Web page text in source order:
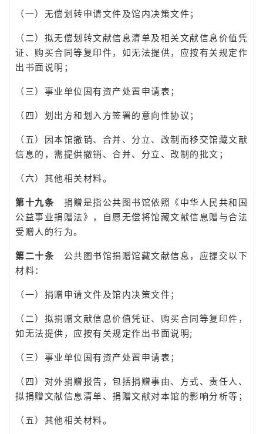
（一）无偿划转申请文件及馆内决策文件；
（二）拟无偿划转文献信息清单及相关文献信息价值凭
证、购买合同等复印件，如无法提供，应按有关规定作
出书面说明；
（三）事业单位国有资产处置申请表；
（四）划出方和划入方签署的意向性协议；
（五）因本馆撤销、合并、分立、改制而移交馆藏文献
信息的，需提供撤销、合并、分立、改制的批文；
（六）其他相关材料。
第十九条 捐赠是指公共图书馆依照《中华人民共和国
公益事业捐赠法》，自愿无偿将馆藏文献信息赠与合法
受赠人的行为。
第二十条 公共图书馆捐赠馆藏文献信息，应提交以下
材料：
（一）捐赠申请文件及馆内决策文件；
（二）拟捐赠文献信息价值凭证、购买合同等复印件，
如无法提供，应按有关规定作出书面说明;
（三）事业单位国有资产处置申请表；
（四）对外捐赠报告，包括捐赠事由、方式、责任人、
拟捐赠文献信息清单、捐赠文献对本馆的影响分析等；
（五）其他相关材料。